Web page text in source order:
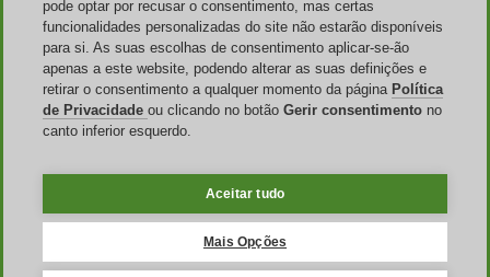
Todas as categorias
Guia de descontos
Eventos
Dia dos Pais
O Discoup è gestionado pelo TIKATO ©2013-2026. Todos os
direitos são reservados. P.IVA 03836750244 |
privacidade-Política de Cookies-Gerenciar Cookies
pode optar por recusar o consentimento, mas certas
funcionalidades personalizadas do site não estarão disponíveis
para si. As suas escolhas de consentimento aplicar-se-ão
apenas a este website, podendo alterar as suas definições e
retirar o consentimento a qualquer momento da página Política
de Privacidade ou clicando no botão Gerir consentimento no
canto inferior esquerdo.
Aceitar tudo
Mais Opções